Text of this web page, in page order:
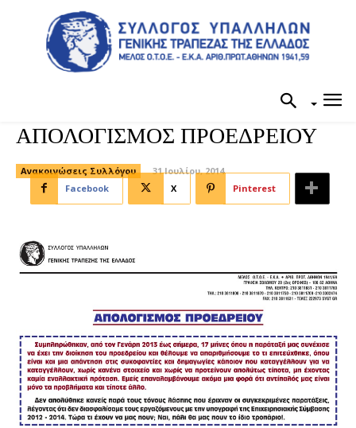
ΑΠΟΛΟΓΙΣΜΟΣ ΠΡΟΕΔΡΕΙΟΥ
Ανακοινώσεις Συλλόγου
31 Ιουλίου, 2014
Facebook
X Pinterest